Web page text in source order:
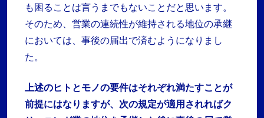
も困ることは言うまでもないことだと思います。
そのため、営業の連続性が維持される地位の承継
においては、事後の届出で済むようになりまし
た。
上述のヒトとモノの要件はそれぞれ満たすことが
前提にはなりますが、次の規定が適用されればク